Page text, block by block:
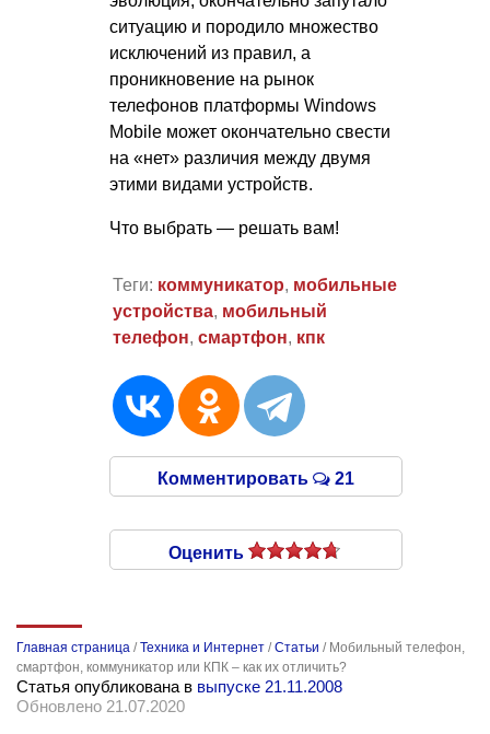
ситуацию и породило множество
исключений из правил, а
проникновение на рынок
телефонов платформы Windows
Mobile может окончательно свести
на «нет» различия между двумя
этими видами устройств.
Что выбрать — решать вам!
Теги: коммуникатор, мобильные
устройства, мобильный
телефон, смартфон, кпк
Комментировать 21
Оценить
Главная страница /Техника и Интернет /Статьи / Мобильный телефон,
смартфон, коммуникатор или КПК – как их отличить?
Статья опубликована в выпуске 21.11.2008
Обновлено 21.07.2020